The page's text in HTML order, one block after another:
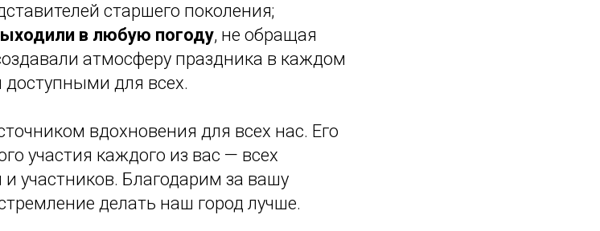
старшего поколения;
в любую погоду, не обращая
атмосферу праздника в каждом
доступными для всех.
вдохновения для всех нас. Его
участия каждого из вас — всех
и участников. Благодарим за вашу
делать наш город лучше.